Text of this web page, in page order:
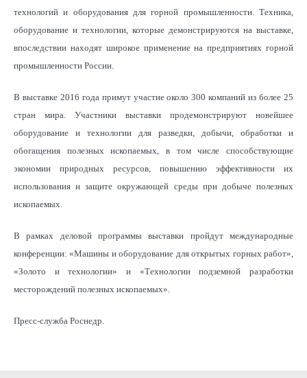
технологий и оборудования для горной промышленности. Техника,
оборудование и технологии, которые демонстрируются на выставке,
впоследствии находят широкое применение на предприятиях горной
промышленности России.
В выставке 2016 года примут участие около 300 компаний из более 25
стран мира. Участники выставки продемонстрируют новейшее
оборудование и технологии для разведки, добычи, обработки и
обогащения полезных ископаемых, в том числе способствующие
экономии природных ресурсов, повышению эффективности их
использования и защите окружающей среды при добыче полезных
ископаемых.
В рамках деловой программы выставки пройдут международные
конференции: «Машины и оборудование для открытых горных работ»,
«Золото и технологии» и «Технологии подземной разработки
месторождений полезных ископаемых».
Пресс-служба Роснедр.